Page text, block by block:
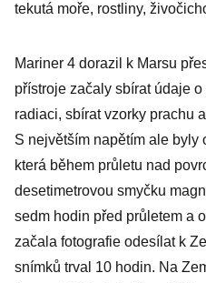
tekutá moře, rostliny,
Mariner 4 dorazil k Marsu
přístroje začaly sbírat údaje
radiaci, sbírat vzorky prachu
S největším napětím ale byly
která během průletu nad
desetimetrovou smyčku
sedm hodin před průletem a
začala fotografie odesílat k
snímků trval 10 hodin. Na